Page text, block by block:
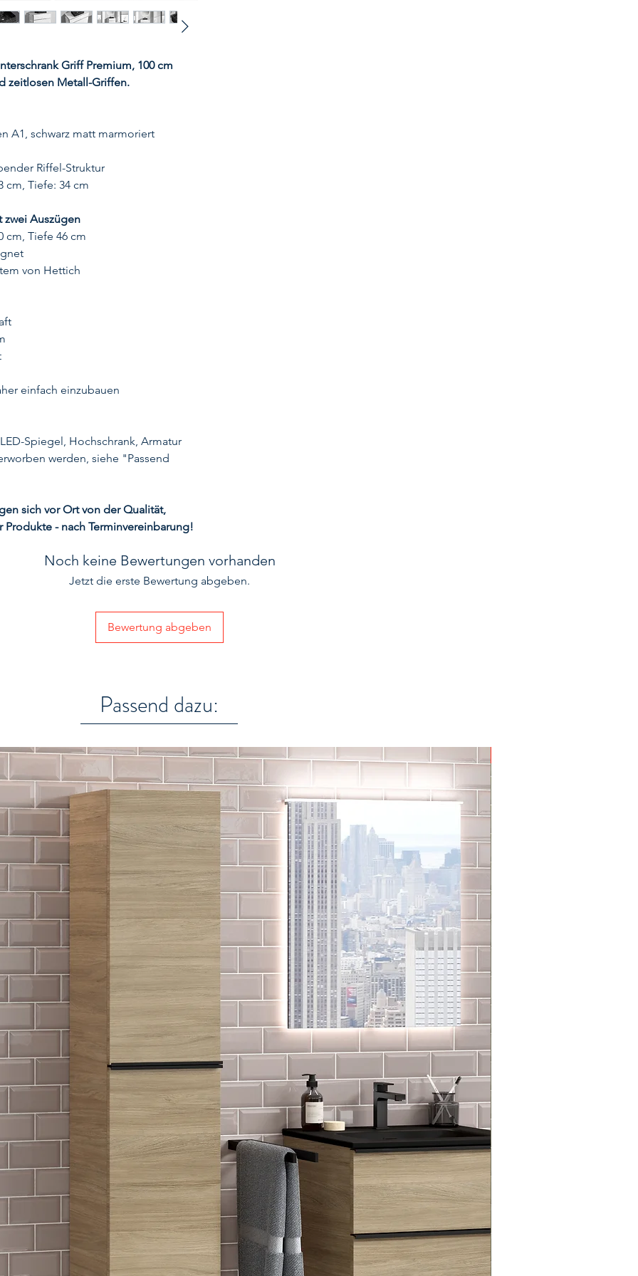
Griff Premium, 100 cm
zeitlosen Metall-Griffen.
A1, schwarz matt marmoriert
Riffel-Struktur
cm, Tiefe: 34 cm
zwei Auszügen
cm, Tiefe 46 cm
von Hettich
einfach einzubauen
Spiegel, Hochschrank, Armatur
werden, siehe "Passend
sich vor Ort von der Qualität,
- nach Terminvereinbarung!
Noch keine Bewertungen vorhanden
Jetzt die erste Bewertung abgeben.
Bewertung abgeben
Passend dazu: